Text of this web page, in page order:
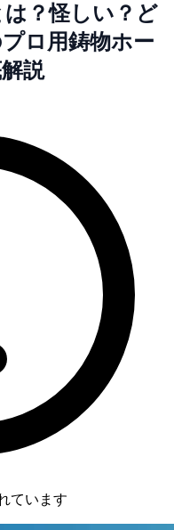
？怪しい？ど
ロ用鋳物ホー
説
ています